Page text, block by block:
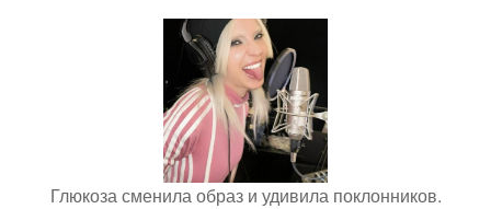
Глюкоза сменила образ и удивила поклонников.